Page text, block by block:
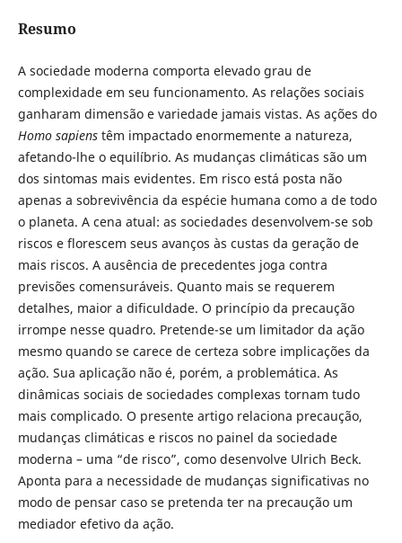
Resumo
A sociedade moderna comporta elevado grau de
complexidade em seu funcionamento. As relações sociais
ganharam dimensão e variedade jamais vistas. As ações do
Homo sapienstêm impactado enormemente a natureza,
afetando-lhe o equilíbrio. As mudanças climáticas são um
dos sintomas mais evidentes. Em risco está posta não
apenas a sobrevivência da espécie humana como a de todo
o planeta. A cena atual: as sociedades desenvolvem-se sob
riscos e florescem seus avanços às custas da geração de
mais riscos. A ausência de precedentes joga contra
previsões comensuráveis. Quanto mais se requerem
detalhes, maior a dificuldade. O princípio da precaução
irrompe nesse quadro. Pretende-se um limitador da ação
mesmo quando se carece de certeza sobre implicações da
ação. Sua aplicação não é, porém, a problemática. As
dinâmicas sociais de sociedades complexas tornam tudo
mais complicado. O presente artigo relaciona precaução,
mudanças climáticas e riscos no painel da sociedade
moderna – uma “de risco”, como desenvolve Ulrich Beck.
Aponta para a necessidade de mudanças significativas no
modo de pensar caso se pretenda ter na precaução um
mediador efetivo da ação.